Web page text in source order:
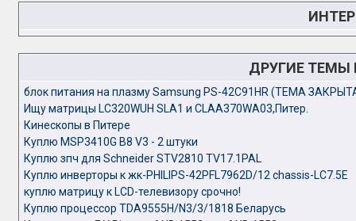
ДРУГИЕ ТЕМЫ
блок питания на плазму Samsung PS-42C91HR (ТЕМА
Ищу матрицы LC320WUH SLA1 и CLAA370WA03,Питер.
Кинескопы в Питере
Куплю MSP3410G B8 V3 - 2 штуки
Куплю зпч для Schneider STV2810 TV17.1PAL
Куплю инверторы к жк-PHILIPS-42PFL7962D/12 chassis-LC7.5E
куплю матрицу к LCD-телевизору срочно!
Куплю процессор TDA9555H/N3/3/1818 Беларусь